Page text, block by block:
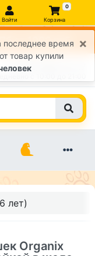
Войти
0
Корзина
от 1000 руб
+7 (812) 363-47-17
лет)
Organix
×
последнее время
товар купили